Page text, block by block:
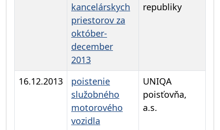
kancelárskych
priestorov za
október-
december
2013
republiky
16.12.2013
poistenie
služobného
motorového
vozidla
UNIQA
poisťovňa,
a.s.